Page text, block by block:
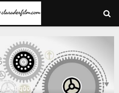
c’est quoi ?